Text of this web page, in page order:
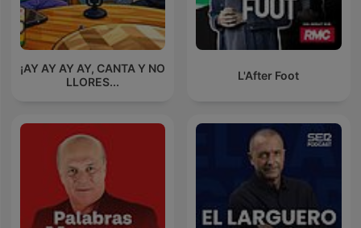
¡AY AY AY AY, CANTA Y NO
LLORES...
L'After Foot